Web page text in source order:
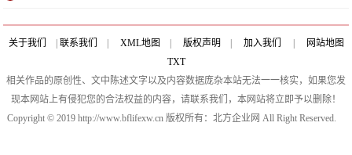
关于我们 联系我们 XML地图 版权声明 加入我们
网站地图
TXT
相关作品的原创性、文中陈述文字以及内容数据庞杂本站无法一一核实，如果您发
现本网站上有侵犯您的合法权益的内容，请联系我们，本网站将立即予以删除！
Copyright © 2019 http://www.bflifexw.cn 版权所有：北方企业网 All Right Reserved.